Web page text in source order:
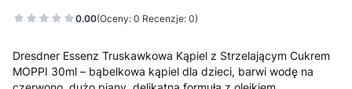
0.00(Oceny: 0 Recenzje: 0)
Dresdner Essenz Truskawkowa Kąpiel z Strzelającym Cukrem
MOPPI 30ml – bąbelkowa kąpiel dla dzieci, barwi wodę na